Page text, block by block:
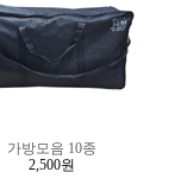
가방모음 10종
2,500원